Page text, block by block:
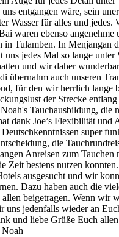
entgangen wäre, sein
Wasser für alles und jedes.
waren ebenso angenehme
in Tulamben. In Menjangan
uns jedes Mal so lange unter
und wir daher
übernahm auch unseren
für den wir herrlich lange
der Strecke entlang
Tauchausbildung, die
dank Joe’s Flexibilität und
super
die
Anreisen zum Tauchen
Zeit bestens nutzen
ausgesucht und wir
Dazu haben auch die
beigetragen. Wenn wir
uns jedenfalls wieder an
und liebe Grüße Euch